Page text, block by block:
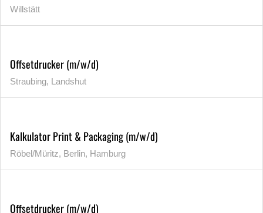
Willstätt
Offsetdrucker (m/w/d)
Straubing, Landshut
Kalkulator Print & Packaging (m/w/d)
Röbel/Müritz, Berlin, Hamburg
Offsetdrucker (m/w/d)